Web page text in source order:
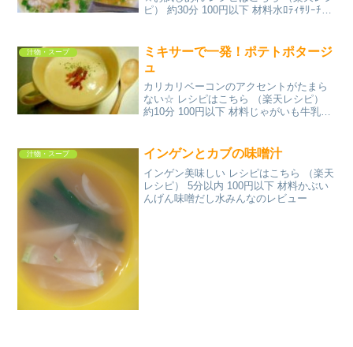
ピ） 約30分 100円以下 材料水ﾛﾃｨｻﾘｰﾁｷﾝ
汁物・スープ
ミキサーで一発！ポテトポタージ
ュ
カリカリベーコンのアクセントがたまら
ない☆ レシピはこちら （楽天レシピ）
約10分 100円以下 材料じゃがいも牛乳水
汁物・スープ インゲンとカブの味噌汁
インゲン美味しい レシピはこちら （楽天
レシピ） 5分以内 100円以下 材料かぶい
んげん味噌だし水みんなのレビュー